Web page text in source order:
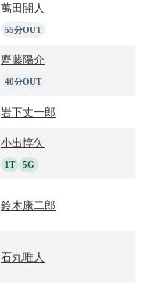
萬田開人
55分OUT
齊藤陽介
40分OUT
岩下丈一郎
小出惇矢
1T 5G
鈴木康二郎
石丸唯人